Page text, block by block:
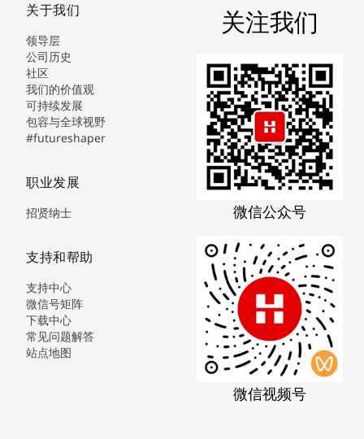
关于我们
领导层
公司历史
社区
我们的价值观
可持续发展
包容与全球视野
#futureshaper
职业发展
招贤纳士
支持和帮助
支持中心
微信号矩阵
下载中心
常见问题解答
站点地图
关注我们
微信公众号
微信视频号